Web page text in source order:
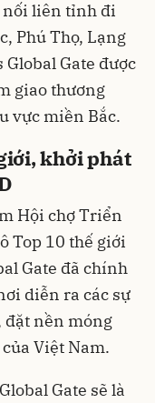
nối liên tỉnh đi
Phú Thọ, Lạng
Gate được
giao thương
vực miền Bắc.
khởi phát
Hội chợ Triển
Top 10 thế giới
Gate đã chính
diễn ra các sự
đặt nền móng
Việt Nam.
Gate sẽ là